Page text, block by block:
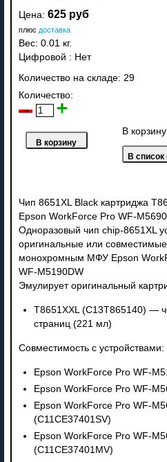
Цена: 625 руб
плюс доставка
Вес: 0.01 кг.
Цифровой : Нет
Количество на складе: 29
Количество:
В корзину
Чип 8651XL Black картриджа
Epson WorkForce Pro WF-
Одноразовый чип chip-8651XL
оригинальные или
монохромным МФУ Epson
WF-M5190DW
Эмулирует оригинальный
T8651XXL (C13T865140) —
страниц (221 мл)
Совместимость с устройствами:
Epson WorkForce Pro WF-
Epson WorkForce Pro WF-
Epson WorkForce Pro WF-
(C11CE37401SV)
Epson WorkForce Pro WF-
(C11CE37401МV)